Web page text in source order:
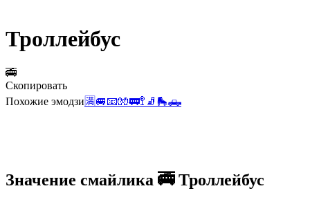
Троллейбус
🚎
Скопировать
Похожие эмодзи🈵🚐📧🧤🚃🚏 🧦 🛼🛻
Значение смайлика 🚎 Троллейбус